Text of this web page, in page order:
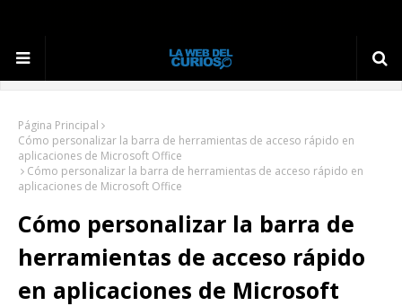
Página Principal
Cómo personalizar la barra de herramientas de acceso rápido en
aplicaciones de Microsoft Office
Cómo personalizar la barra de herramientas de acceso rápido en
aplicaciones de Microsoft Office
Cómo personalizar la barra de
herramientas de acceso rápido
en aplicaciones de Microsoft